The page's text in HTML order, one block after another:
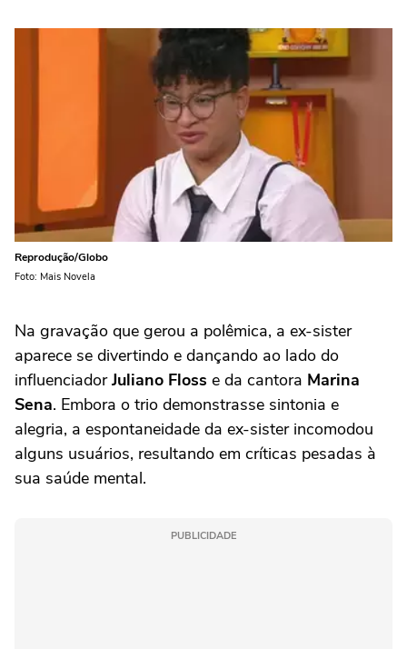
Reprodução/Globo
Foto: Mais Novela
Na gravação que gerou a polêmica, a ex-sister
aparece se divertindo e dançando ao lado do
influenciadorJuliano Floss e da cantora Marina
Sena. Embora o trio demonstrasse sintonia e
alegria, a espontaneidade da ex-sister incomodou
alguns usuários, resultando em críticas pesadas à
sua saúde mental.
PUBLICIDADE